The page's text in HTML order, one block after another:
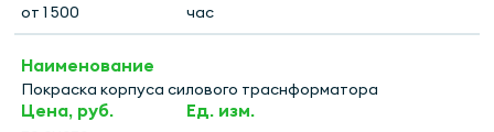
от 1 500 час
Покраска корпуса силового траснформатора